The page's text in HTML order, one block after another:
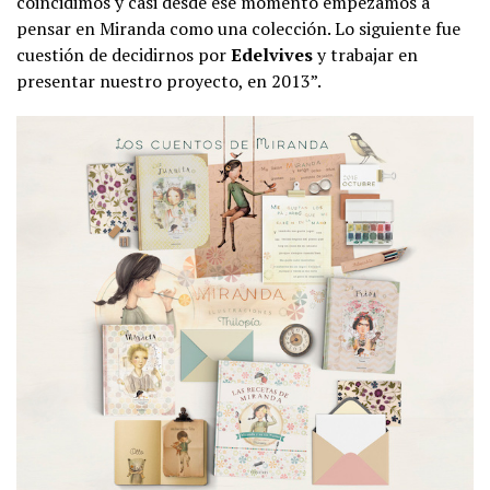
pensar en Miranda como una colección. Lo siguiente fue
cuestión de decidirnos porEdelvivesy trabajar en
presentar nuestro proyecto, en 2013”.